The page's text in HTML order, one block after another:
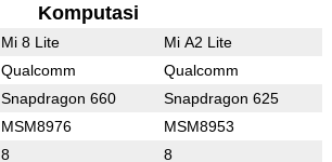
Komputasi
Mi 8 Lite Mi A2 Lite
Qualcomm Qualcomm
Snapdragon 660 Snapdragon 625
MSM8976 MSM8953
8 8